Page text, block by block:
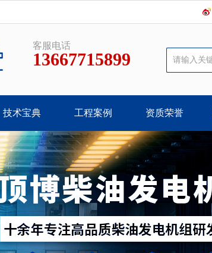
客服电话
13667715899
技术宝典 工程案例 资质荣誉